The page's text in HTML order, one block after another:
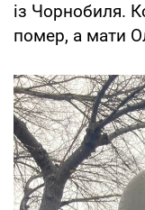
із Чорнобиля.
помер, а мати